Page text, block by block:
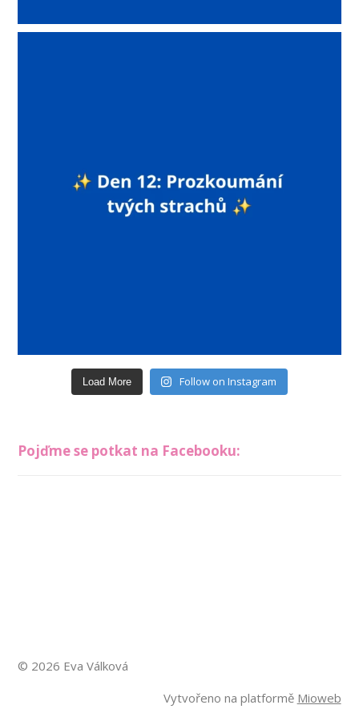
Load More Follow on Instagram
Pojďme se potkat na Facebooku:
© 2026 Eva Válková
Vytvořeno na platformě Mioweb